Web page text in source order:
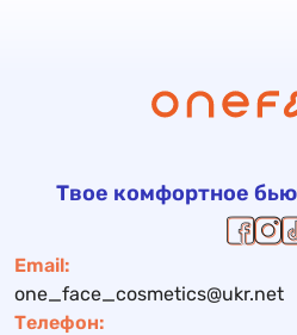
Твое комфортное
Email:
one_face_cosmetics@ukr.net
Телефон: